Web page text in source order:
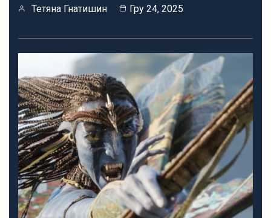
Тетяна Гнатишин Гру 24, 2025